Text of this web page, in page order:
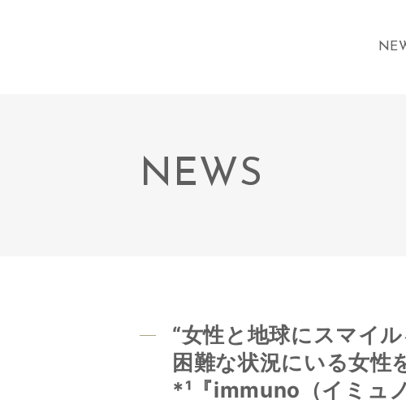
NEWS
“女性と地球にスマイ
困難な状況にいる女性
*¹『immuno（イミュ